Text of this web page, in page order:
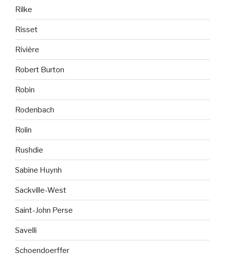
Rilke
Risset
Rivière
Robert Burton
Robin
Rodenbach
Rolin
Rushdie
Sabine Huynh
Sackville-West
Saint-John Perse
Savelli
Schoendoerffer